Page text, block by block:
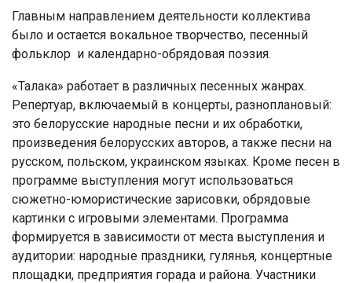
Главным направлением деятельности коллектива
было и остается вокальное творчество, песенный
фольклор и календарно-обрядовая поэзия.
«Талака» работает в различных песенных жанрах.
Репертуар, включаемый в концерты, разноплановый:
это белорусские народные песни и их обработки,
произведения белорусских авторов, а также песни на
русском, польском, украинском языках. Кроме песен в
программе выступления могут использоваться
сюжетно-юмористические зарисовки, обрядовые
картинки с игровыми элементами. Программа
формируется в зависимости от места выступления и
аудитории: народные праздники, гулянья, концертные
площадки, предприятия горада и района. Участники